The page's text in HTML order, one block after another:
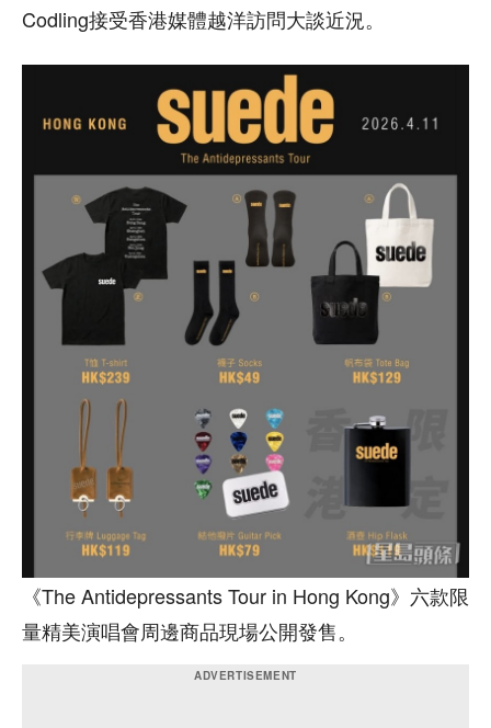
Codling接受香港媒體越洋訪問大談近況。
《The Antidepressants Tour in Hong Kong》六款限
量精美演唱會周邊商品現場公開發售。